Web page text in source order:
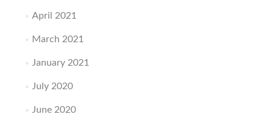
April 2021
March 2021
January 2021
July 2020
June 2020